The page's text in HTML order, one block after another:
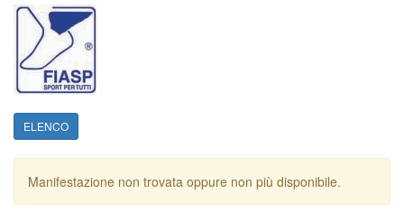
ELENCO
Manifestazione non trovata oppure non più disponibile.